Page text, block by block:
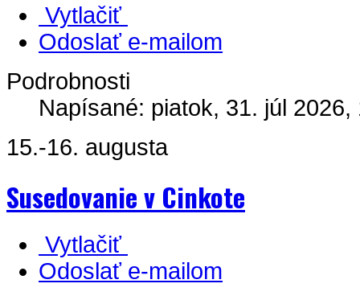
Vytlačiť
Odoslať e-mailom
Podrobnosti
Napísané: piatok, 31. júl 2026,
15.-16. augusta
Susedovanie v Cinkote
Vytlačiť
Odoslať e-mailom